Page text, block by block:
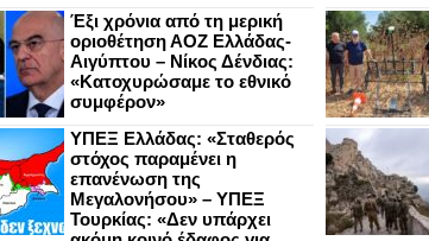
Έξι χρόνια από τη μερική
οριοθέτηση ΑΟΖ Ελλάδας-
Αιγύπτου – Νίκος Δένδιας:
«Κατοχυρώσαμε το εθνικό
συμφέρον»
ΥΠΕΞ Ελλάδας: «Σταθερός
στόχος παραμένει η
επανένωση της
Μεγαλονήσου» – ΥΠΕΞ
Τουρκίας: «Δεν υπάρχει